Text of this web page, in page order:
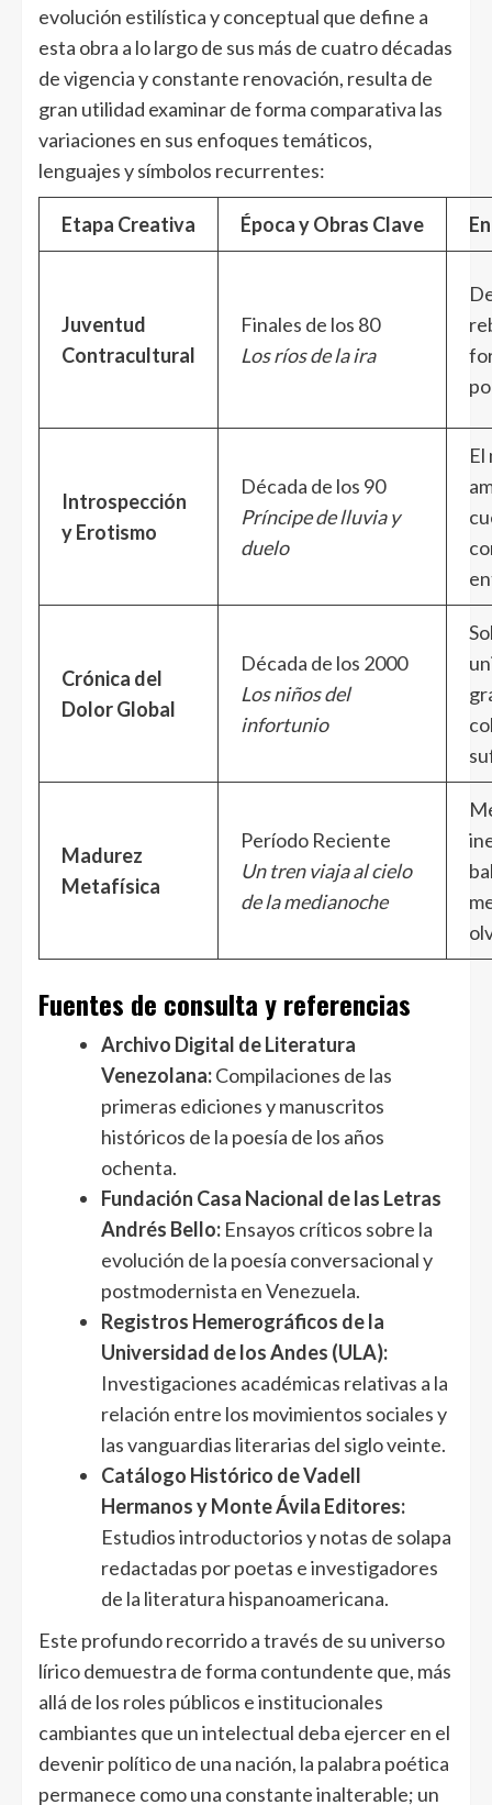
evolución estilística y conceptual que define a
esta obra a lo largo de sus más de cuatro décadas
de vigencia y constante renovación, resulta de
gran utilidad examinar de forma comparativa las
variaciones en sus enfoques temáticos,
lenguajes y símbolos recurrentes:
Etapa Creativa Época y Obras Clave
Juventud
Contracultural
Finales de los 80
Los ríos de la ira
Introspección
y Erotismo
Década de los 90
Príncipe de lluvia y
duelo
Crónica del
Dolor Global
Década de los 2000
Los niños del
infortunio
Madurez
Metafísica
Período Reciente
Un tren viaja al cielo
de la medianoche
Fuentes de consulta y referencias
Archivo Digital de Literatura
Venezolana:Compilaciones de las
primeras ediciones y manuscritos
históricos de la poesía de los años
ochenta.
Fundación Casa Nacional de las Letras
Andrés Bello: Ensayos críticos sobre la
evolución de la poesía conversacional y
postmodernista en Venezuela.
Registros Hemerográficos de la
Universidad de los Andes (ULA):
Investigaciones académicas relativas a la
relación entre los movimientos sociales y
las vanguardias literarias del siglo veinte.
Catálogo Histórico de Vadell
Hermanos y Monte Ávila Editores:
Estudios introductorios y notas de solapa
redactadas por poetas e investigadores
de la literatura hispanoamericana.
Este profundo recorrido a través de su universo
lírico demuestra de forma contundente que, más
allá de los roles públicos e institucionales
cambiantes que un intelectual deba ejercer en el
devenir político de una nación, la palabra poética
permanece como una constante inalterable; un